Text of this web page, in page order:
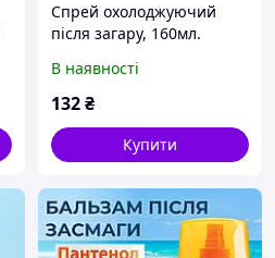
Спрей охолоджуючий
після загару, 160мл.
В наявності
132₴
Купити